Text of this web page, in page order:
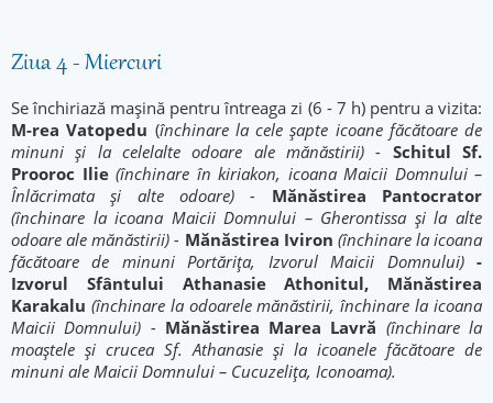
Ziua 4 - Miercuri
Se închiriază mașină pentru întreaga zi (6 - 7 h) pentru a vizita:
M-rea Vatopedu (închinare la cele șapte icoane făcătoare de
minuni și la celelalte odoare ale mănăstirii) - Schitul Sf.
Prooroc Ilie (închinare în kiriakon, icoana Maicii Domnului –
Înlăcrimata și alte odoare) - Mănăstirea Pantocrator
(închinare la icoana Maicii Domnului – Gherontissa și la alte
odoare ale mănăstirii) - Mănăstirea Iviron (închinare la icoana
făcătoare de minuni Portărița, Izvorul Maicii Domnului) -
Izvorul Sfântului Athanasie Athonitul, Mănăstirea
Karakalu (închinare la odoarele mănăstirii, închinare la icoana
Maicii Domnului) - Mănăstirea Marea Lavră (închinare la
moaștele și crucea Sf. Athanasie și la icoanele făcătoare de
minuni ale Maicii Domnului – Cucuzeliţa, Iconoama).